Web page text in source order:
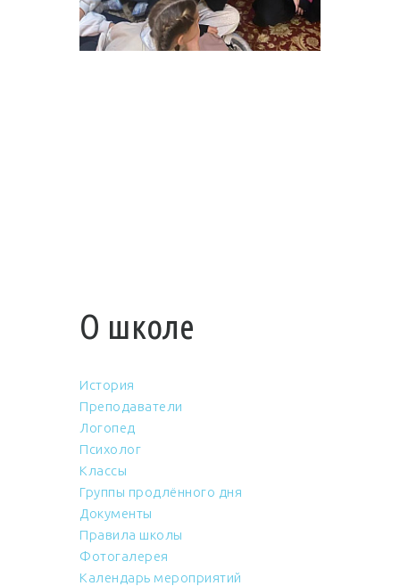
О школе
История
Преподаватели
Логопед
Психолог
Классы
Группы продлённого дня
Документы
Правила школы
Фотогалерея
Календарь мероприятий